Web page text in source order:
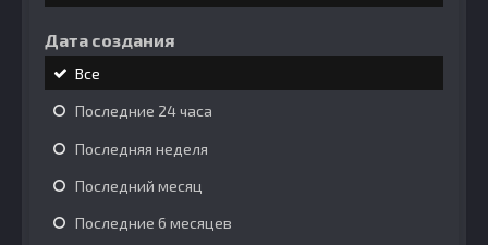
Дата создания
Все
Последние 24 часа
Последняя неделя
Последний месяц
Последние 6 месяцев